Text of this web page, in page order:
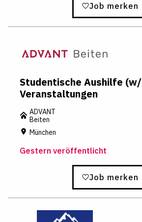
Job merken
Studentische Aushilfe
Veranstaltungen
ADVANT
Beiten
München
Gestern veröffentlicht
Job merken